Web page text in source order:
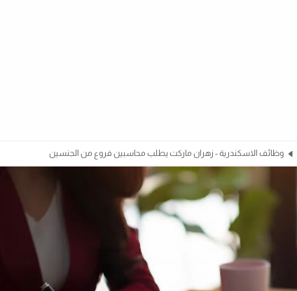
وظائف الاسكندرية - زهران ماركت يطلب محاسبين فروع من الجنسين